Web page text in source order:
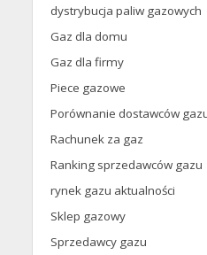
dystrybucja paliw gazowych
Gaz dla domu
Gaz dla firmy
Piece gazowe
Porównanie dostawców
Rachunek za gaz
Ranking sprzedawców gazu
rynek gazu aktualności
Sklep gazowy
Sprzedawcy gazu